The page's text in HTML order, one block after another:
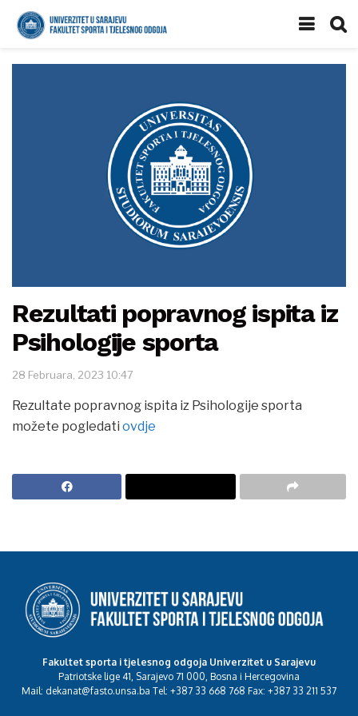
Rezultati popravnog ispita iz
Psihologije sporta
28 Februara, 2023 10:47
Rezultate popravnog ispita iz Psihologije sporta
možete pogledati ovdje
Fakultet sporta i tjelesnog odgoja Univerzitet u Sarajevu
Patriotske lige 41, Sarajevo 71 000, Bosna i Hercegovina
Mail: dekanat@fasto.unsa.ba Tel: +387 33 668 768 Fax: +387 33 211 537